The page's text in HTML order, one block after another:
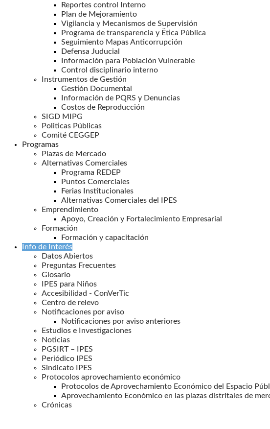
Reportes control Interno
Plan de Mejoramiento
Vigilancia y Mecanismos de Supervisión
Programa de transparencia y Ëtica Pública
Seguimiento Mapas Anticorrupción
Defensa Juducial
Información para Población Vulnerable
Control disciplinario interno
Instrumentos de Gestión
Gestión Documental
Información de PQRS y Denuncias
Costos de Reproducción
SIGD MIPG
Politicas Públicas
Comité CEGGEP
Programas
Plazas de Mercado
Alternativas Comerciales
Programa REDEP
Puntos Comerciales
Ferias Institucionales
Alternativas Comerciales del IPES
Emprendimiento
Apoyo, Creación y Fortalecimiento Empresarial
Formación
Formación y capacitación
Info de Interés
Datos Abiertos
Preguntas Frecuentes
Glosario
IPES para Niños
Accesibilidad - ConVerTic
Centro de relevo
Notificaciones por aviso
Notificaciones por aviso anteriores
Estudios e Investigaciones
Noticias
PGSIRT – IPES
Periódico IPES
Sindicato IPES
Protocolos aprovechamiento económico
Protocolos de Aprovechamiento Económico del Espacio
Aprovechamiento Económico en las plazas distritales de
Crónicas